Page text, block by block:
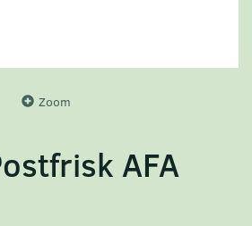
Zoom
AFA